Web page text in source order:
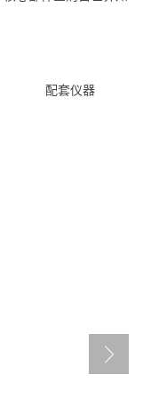
配套仪器